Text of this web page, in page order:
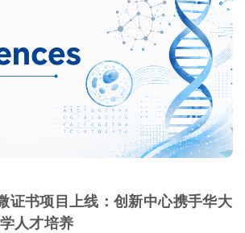
证书项目上线：创新中心携手华大
人才培养